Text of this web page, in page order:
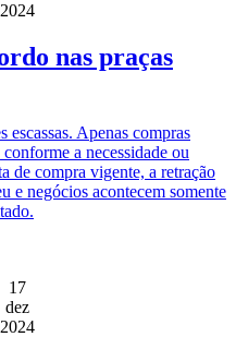
2024
nas praças
escassas. Apenas compras
a necessidade ou
de compra vigente, a retração
e negócios acontecem somente
17
dez
2024